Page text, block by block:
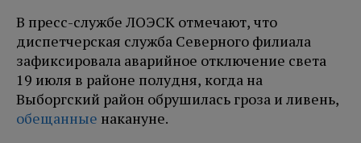
В пресс-службе ЛОЭСК отмечают, что
диспетчерская служба Северного филиала
зафиксировала аварийное отключение света
19 июля в районе полудня, когда на
Выборгский район обрушилась гроза и ливень,
обещанные накануне.